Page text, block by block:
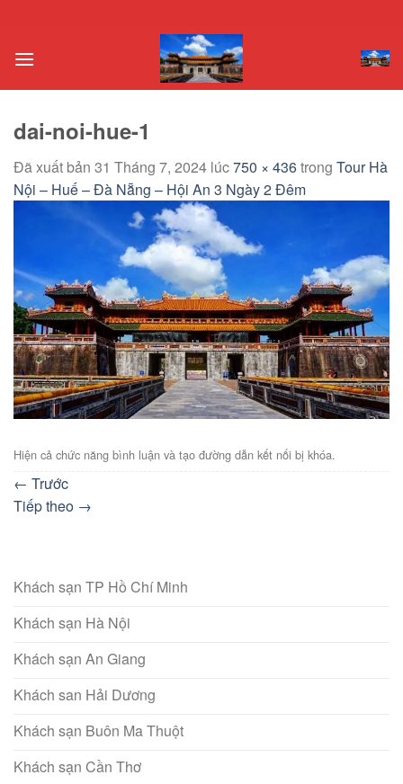
nội
dai-noi-hue-1
Đã xuất bản 31 Tháng 7, 2024 lúc750 × 436trong Tour Hà
Nội – Huế – Đà Nẵng – Hội An 3 Ngày 2 Đêm
Hiện cả chức năng bình luận và tạo đường dẫn kết nối bị khóa.
← Trước
Tiếp theo →
Khách sạn TP Hồ Chí Minh
Khách sạn Hà Nội
Khách sạn An Giang
Khách san Hải Dương
Khách sạn Buôn Ma Thuột
Khách sạn Cần Thơ